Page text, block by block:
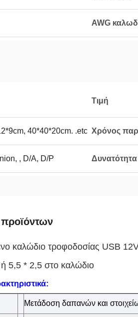
AWG
Τιμή
40*40*20cm. .etc Χρόνος
, D/A, D/P
καλώδιο τροφοδοσίας USB
5,5 * 2,5 στο καλώδιο
Μετάδοση δαπανών και